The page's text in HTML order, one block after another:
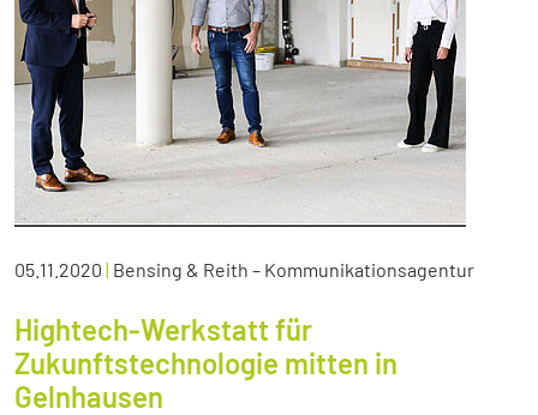
05.11.2020 | Bensing & Reith – Kommunikationsagentur
Hightech-Werkstatt für
Zukunftstechnologie mitten in
Gelnhausen